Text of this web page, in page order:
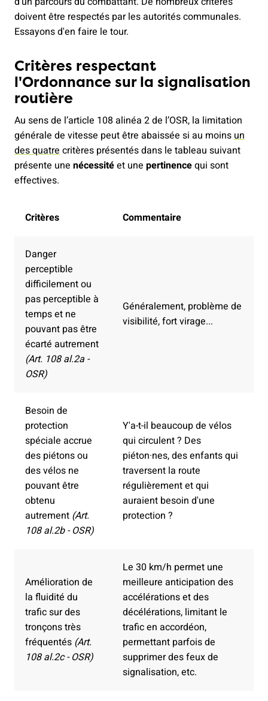
doivent être respectés par les autorités communales.
Essayons d'en faire le tour.
Critères respectant
l'Ordonnance sur la signalisation
routière
Au sens de l’article 108 alinéa 2 de l’OSR, la limitation
générale de vitesse peut être abaissée si au moinsun
des quatrecritères présentés dans le tableau suivant
présente une nécessitéet une pertinencequi sont
effectives.
Critères Commentaire
Danger
perceptible
difficilement ou
pas perceptible à
temps et ne
pouvant pas être
écarté autrement
(Art. 108 al.2a -
OSR)
Généralement, problème de
visibilité, fort virage...
Besoin de
protection
spéciale accrue
des piétons ou
des vélos ne
pouvant être
obtenu
autrement (Art.
108 al.2b - OSR)
Y'a-t-il beaucoup de vélos
qui circulent ? Des
piéton·nes, des enfants qui
traversent la route
régulièrement et qui
auraient besoin d'une
protection ?
Amélioration de
la fluidité du
trafic sur des
tronçons très
fréquentés (Art.
108 al.2c - OSR)
Le 30 km/h permet une
meilleure anticipation des
accélérations et des
décélérations, limitant le
trafic en accordéon,
permettant parfois de
supprimer des feux de
signalisation, etc.